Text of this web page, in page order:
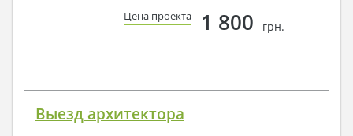
Цена проекта 1 800 грн.
Выезд архитектора